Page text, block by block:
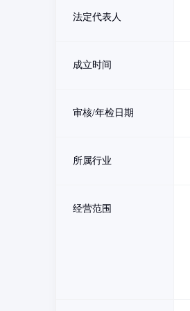
法定代表人
成立时间
审核/年检日期
所属行业
经营范围